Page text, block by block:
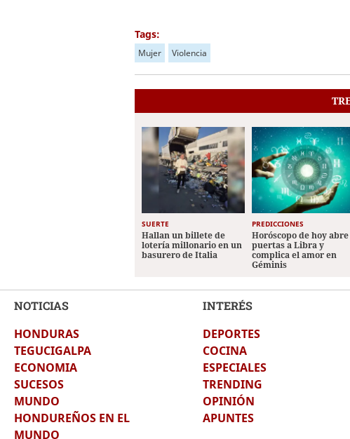
Tags:
Mujer Violencia
SUERTE
Hallan un billete de
lotería millonario en un
basurero de Italia
PREDICCIONES
Horóscopo de hoy abre
puertas a Libra y
complica el amor en
Géminis
NOTICIAS
HONDURAS
TEGUCIGALPA
ECONOMIA
SUCESOS
MUNDO
HONDUREÑOS EN EL
MUNDO
INTERÉS
DEPORTES
COCINA
ESPECIALES
TRENDING
OPINIÓN
APUNTES